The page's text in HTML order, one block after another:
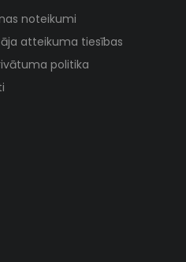
noteikumi
atteikuma tiesības
politika